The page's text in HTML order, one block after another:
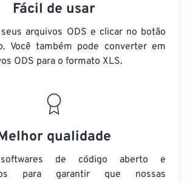
Fácil de usar
arquivos ODS e clicar no botão
Você também pode converter em
ODS para o formato XLS.
qualidade
softwares de código aberto e
para garantir que nossas